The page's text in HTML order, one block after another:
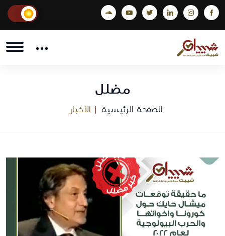
مضلل
الصفحة الرئيسية الأخبار